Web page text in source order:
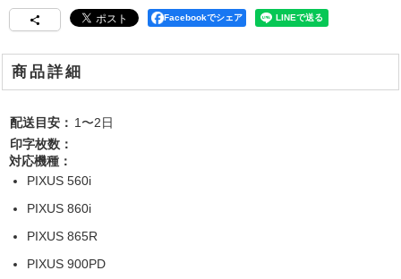
Facebookでシェア
商品詳細
配送目安： 1〜2日
印字枚数：
対応機種：
PIXUS 560i
PIXUS 860i
PIXUS 865R
PIXUS 900PD